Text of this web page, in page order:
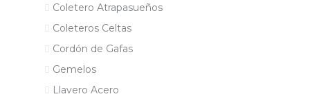
Coletero Atrapasueños
Coleteros Celtas
Cordón de Gafas
Gemelos
Llavero Acero